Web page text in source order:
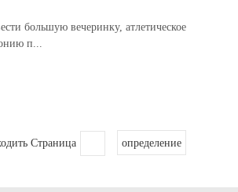
большую вечеринку, атлетическое
п...
Страница определение